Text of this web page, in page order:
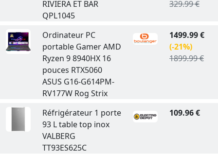
RIVIERA ET BAR
QPL1045
329.99 €
Ordinateur PC
portable Gamer AMD
Ryzen 9 8940HX 16
pouces RTX5060
ASUS G16-G614PM-
RV177W Rog Strix
1499.99 €
(-21%)
1899.99 €
Réfrigérateur 1 porte
93 L table top inox
VALBERG
TT93ES625C
109.96 €